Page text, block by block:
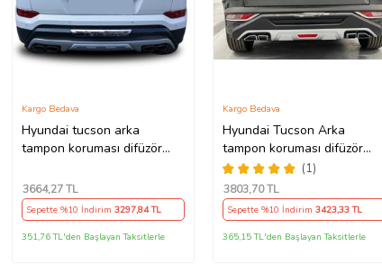
Hyundai tucson arka
tampon koruması difüzör
Kargo Bedava
3664,27 TL
Sepette %10 İndirim 3297,84 TL
351,76 TL'den Başlayan Taksitlerle
Hyundai Tucson Arka
tampon koruması difüzör
2021+
(1)
Kargo Bedava
3803,70 TL
Sepette %10 İndirim 3423,33 TL
365,15 TL'den Başlayan Taksitlerle